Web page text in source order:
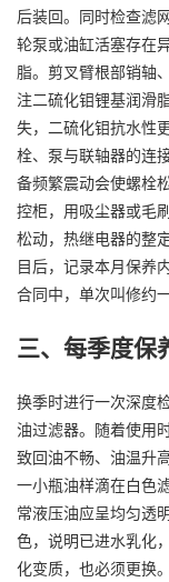
后装回。同时检查滤
轮泵或油缸活塞存在
脂。剪叉臂根部销轴
注二硫化钼锂基润滑
失，二硫化钼抗水性
栓、泵与联轴器的连
备频繁震动会使螺栓
控柜，用吸尘器或毛
松动，热继电器的整
目后，记录本月保养
合同中，单次叫修约
三、每季度保
换季时进行一次深度
油过滤器。随着使用
致回油不畅、油温升
一小瓶油样滴在白色
常液压油应呈均匀透
色，说明已进水乳化
化变质，也必须更换